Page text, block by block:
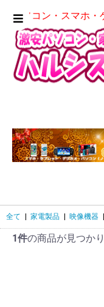
パソコン・スマホ・
全て | 家電製品 | 映像機器 |
1件の商品が見つか